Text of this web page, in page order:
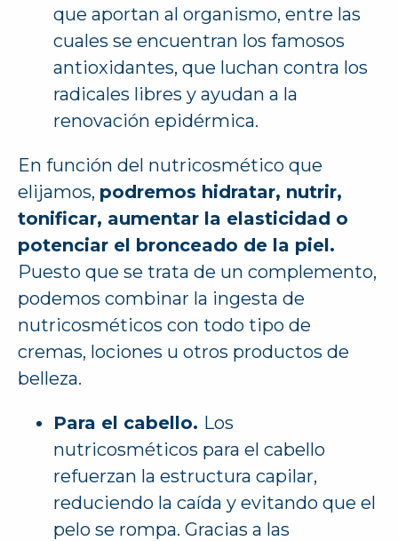
que aportan al organismo, entre las
cuales se encuentran los famosos
antioxidantes, que luchan contra los
radicales libres y ayudan a la
renovación epidérmica.
En función del nutricosmético que
elijamos, podremos hidratar, nutrir,
tonificar, aumentar la elasticidad o
potenciar el bronceado de la piel.
Puesto que se trata de un complemento,
podemos combinar la ingesta de
nutricosméticos con todo tipo de
cremas, lociones u otros productos de
belleza.
Para el cabello. Los
nutricosméticos para el cabello
refuerzan la estructura capilar,
reduciendo la caída y evitando que el
pelo se rompa. Gracias a las